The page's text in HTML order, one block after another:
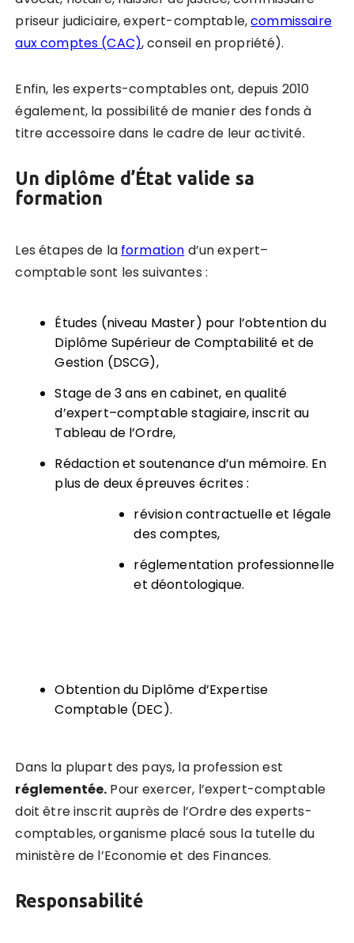
priseur judiciaire, expert-comptable,commissaire
aux comptes (CAC), conseil en propriété).
Enfin, les experts-comptables ont, depuis 2010
également, la possibilité de manier des fonds à
titre accessoire dans le cadre de leur activité.
Un diplôme d’État valide sa
formation
Les étapes de la formation d’unexpert–
comptable sont les suivantes :
Études (niveau Master) pour l’obtention du
Diplôme Supérieur de Comptabilité et de
Gestion (DSCG),
Stage de 3 ans en cabinet, en qualité
d’expert–comptablestagiaire, inscrit au
Tableau de l’Ordre,
Rédaction et soutenance d’un mémoire. En
plus de deux épreuves écrites :
révision contractuelle et légale
des comptes,
réglementation professionnelle
et déontologique.
Obtention du Diplôme d’Expertise
Comptable (DEC).
Dans la plupart des pays, la profession est
réglementée. Pour exercer, l’expert-comptable
doit être inscrit auprès de l’Ordre des experts-
comptables, organisme placé sous la tutelle du
ministère de l’Economie et des Finances.
Responsabilité